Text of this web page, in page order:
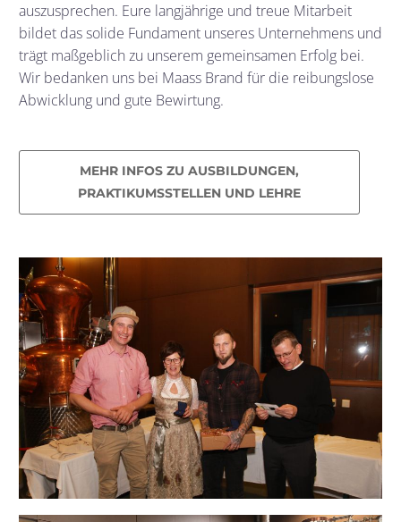
auszusprechen. Eure langjährige und treue Mitarbeit
bildet das solide Fundament unseres Unternehmens und
trägt maßgeblich zu unserem gemeinsamen Erfolg bei.
Wir bedanken uns bei Maass Brand für die reibungslose
Abwicklung und gute Bewirtung.
MEHR INFOS ZU AUSBILDUNGEN,
PRAKTIKUMSSTELLEN UND LEHRE